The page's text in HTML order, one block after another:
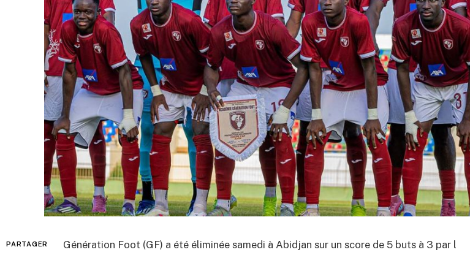
PARTAGER
Génération Foot (GF) a été éliminée samedi à Abidjan sur un score de 5 buts à 3 par l